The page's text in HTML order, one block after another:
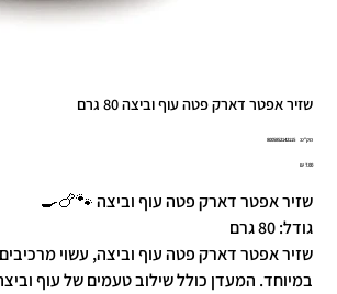
שזיר אפטר דארק פטה עוף וביצה 80 גרם
מק"ט:
מק"ט
8005852142115
מחיר
‏7.00 ‏₪
שזיר אפטר דארק פטה עוף וביצה 🐾🍗🍳
גודל: 80 גרם
שזיר אפטר דארק פטה עוף וביצה, עשוי מרכיבים
במיוחד. המעדן כולל שילוב טעמים של עוף